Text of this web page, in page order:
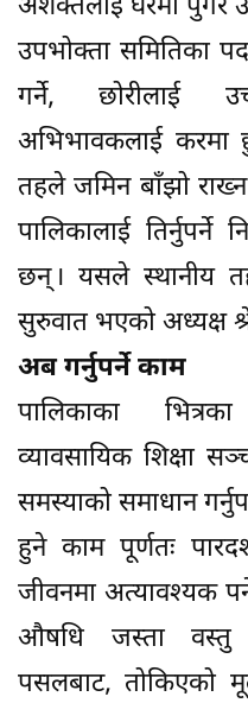
अशक्तलाई घरैमा पुगेर
उपभोक्ता समितिका
गर्ने, छोरीलाई
अभिभावकलाई करमा
तहले जमिन बाँझो
पालिकालाई तिर्नुपर्ने
छन् । यसले स्थानीय
सुरुवात भएको अध्यक्ष
अब गर्नुपर्ने काम
पालिकाका
व्यावसायिक शिक्षा
समस्याको समाधान
हुने काम पूर्णतः
जीवनमा अत्यावश्यक
औषधि जस्ता वस्तु
पसलबाट, तोकिएको